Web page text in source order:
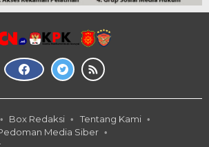
Box Redaksi
Tentang Kami
Media Siber